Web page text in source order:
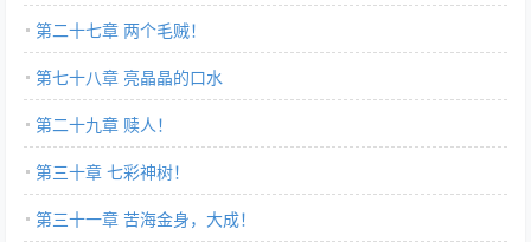
第二十七章 两个毛贼！
第七十八章 亮晶晶的口水
第二十九章 赎人！
第三十章 七彩神树！
第三十一章 苦海金身，大成！